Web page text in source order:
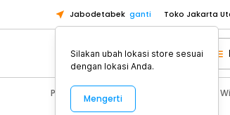
Jabodetabek ganti Toko Jakarta
Toko
Toko Cikupa
Pick n Go
Pick n Go Bekasi
PC & Laptop Komponen Jaringan &
Silakan ubah lokasi store sesuai
dengan lokasi Anda.
Mengerti